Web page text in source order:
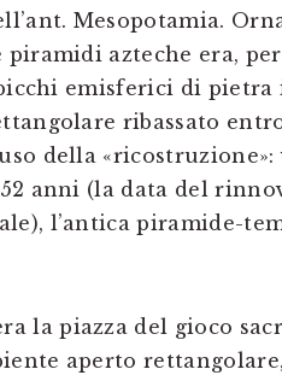
Mesopotamia.
azteche era,
emisferici di pietra
ribassato
della
anni (la data del
l’antica piramide-
la piazza del gioco
aperto